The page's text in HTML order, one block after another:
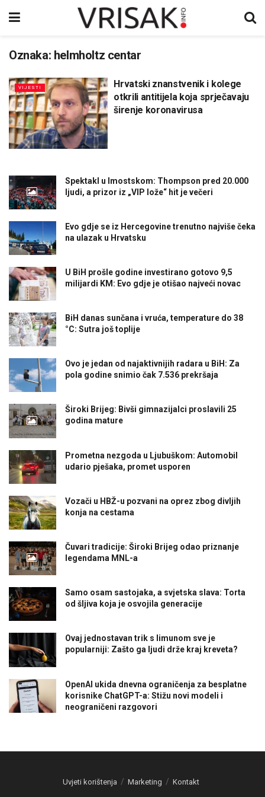
Oznaka: helmholtz centar
VIJESTI
Hrvatski znanstvenik i kolege
otkrili antitijela koja sprječavaju
širenje koronavirusa
Spektakl u Imostskom: Thompson pred 20.000
ljudi, a prizor iz „VIP lože“ hit je večeri
Evo gdje se iz Hercegovine trenutno najviše čeka
na ulazak u Hrvatsku
U BiH prošle godine investirano gotovo 9,5
milijardi KM: Evo gdje je otišao najveći novac
BiH danas sunčana i vruća, temperature do 38
°C: Sutra još toplije
Ovo je jedan od najaktivnijih radara u BiH: Za
pola godine snimio čak 7.536 prekršaja
Široki Brijeg: Bivši gimnazijalci proslavili 25
godina mature
Prometna nezgoda u Ljubuškom: Automobil
udario pješaka, promet usporen
Vozači u HBŽ-u pozvani na oprez zbog divljih
konja na cestama
Čuvari tradicije: Široki Brijeg odao priznanje
legendama MNL-a
Samo osam sastojaka, a svjetska slava: Torta
od šljiva koja je osvojila generacije
Ovaj jednostavan trik s limunom sve je
popularniji: Zašto ga ljudi drže kraj kreveta?
OpenAI ukida dnevna ograničenja za besplatne
korisnike ChatGPT-a: Stižu novi modeli i
neograničeni razgovori
Uvjeti korištenja Marketing Kontakt